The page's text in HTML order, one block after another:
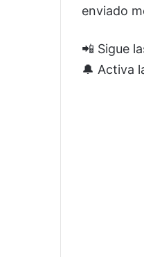
enviado
📲 Sigue
🔔 Activa